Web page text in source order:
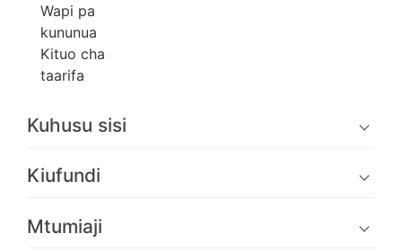
Wapi pa
kununua
Kituo cha
taarifa
Kuhusu sisi
Kiufundi
Mtumiaji